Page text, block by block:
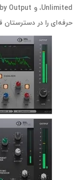
حرفه‌ای را در دسترستان